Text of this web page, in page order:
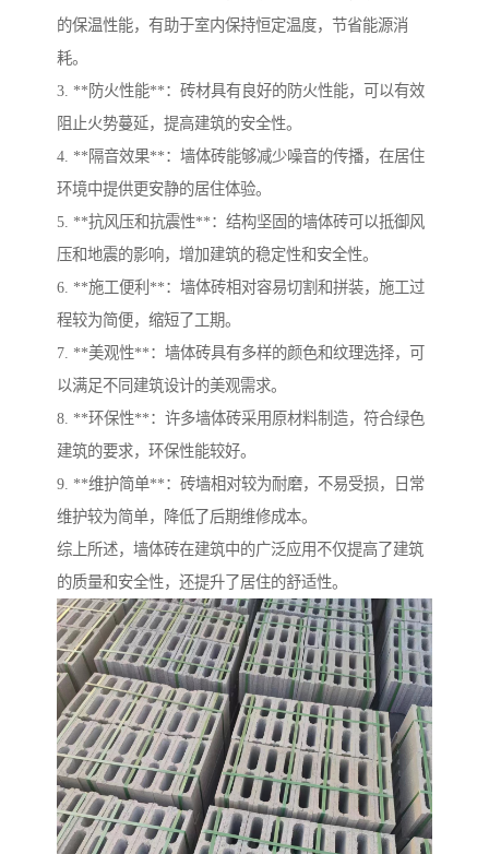
的保温性能，有助于室内保持恒定温度，节省能源消
耗。
3. **防火性能**：砖材具有良好的防火性能，可以有效
阻止火势蔓延，提高建筑的安全性。
4. **隔音效果**：墙体砖能够减少噪音的传播，在居住
环境中提供更安静的居住体验。
5. **抗风压和抗震性**：结构坚固的墙体砖可以抵御风
压和地震的影响，增加建筑的稳定性和安全性。
6. **施工便利**：墙体砖相对容易切割和拼装，施工过
程较为简便，缩短了工期。
7. **美观性**：墙体砖具有多样的颜色和纹理选择，可
以满足不同建筑设计的美观需求。
8. **环保性**：许多墙体砖采用原材料制造，符合绿色
建筑的要求，环保性能较好。
9. **维护简单**：砖墙相对较为耐磨，不易受损，日常
维护较为简单，降低了后期维修成本。
综上所述，墙体砖在建筑中的广泛应用不仅提高了建筑
的质量和安全性，还提升了居住的舒适性。